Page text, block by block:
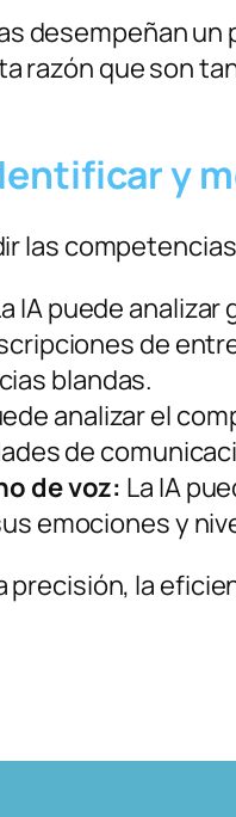
desempeñan
razón que son
y
las
IA puede
de
blandas.
analizar el
de
de voz: La IA
emociones y
la